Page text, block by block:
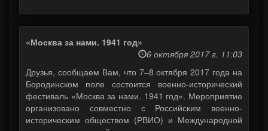
«Москва за нами. 1941 год»
6 октября 2017 г. 11:03
Друзья, сообщаем Вам, что 7–8 октября 2017 года на
Бородинском поле состоится военно-исторический
фестиваль «Москва за нами. 1941 год». Мероприятие
организовано совместно с Российским военно-
историческим обществом (РВИО) и Международной